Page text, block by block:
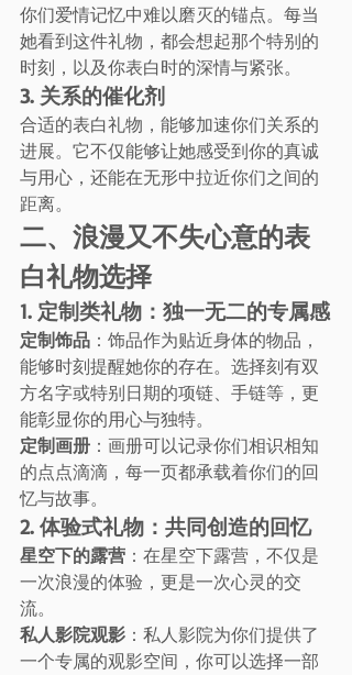
你们爱情记忆中难以磨灭的锚点。每当
她看到这件礼物，都会想起那个特别的
时刻，以及你表白时的深情与紧张。
3. 关系的催化剂
合适的表白礼物，能够加速你们关系的
进展。它不仅能够让她感受到你的真诚
与用心，还能在无形中拉近你们之间的
距离。
二、浪漫又不失心意的表
白礼物选择
1. 定制类礼物：独一无二的专属感
定制饰品 ：饰品作为贴近身体的物品，
能够时刻提醒她你的存在。选择刻有双
方名字或特别日期的项链、手链等，更
能彰显你的用心与独特。
定制画册 ：画册可以记录你们相识相知
的点点滴滴，每一页都承载着你们的回
忆与故事。
2. 体验式礼物：共同创造的回忆
星空下的露营 ：在星空下露营，不仅是
一次浪漫的体验，更是一次心灵的交
流。
私人影院观影 ：私人影院为你们提供了
一个专属的观影空间，你可以选择一部